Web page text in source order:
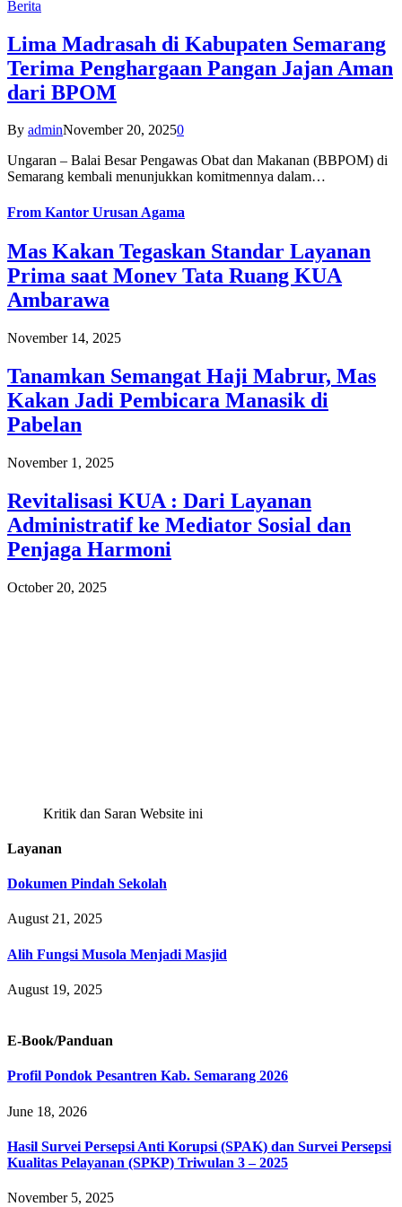
Berita
Lima Madrasah di Kabupaten Semarang
Terima Penghargaan Pangan Jajan Aman
dari BPOM
By adminNovember 20, 20250
Ungaran – Balai Besar Pengawas Obat dan Makanan (BBPOM) di
Semarang kembali menunjukkan komitmennya dalam…
From Kantor Urusan Agama
Mas Kakan Tegaskan Standar Layanan
Prima saat Monev Tata Ruang KUA
Ambarawa
November 14, 2025
Tanamkan Semangat Haji Mabrur, Mas
Kakan Jadi Pembicara Manasik di
Pabelan
November 1, 2025
Revitalisasi KUA : Dari Layanan
Administratif ke Mediator Sosial dan
Penjaga Harmoni
October 20, 2025
Kritik dan Saran Website ini
Layanan
Dokumen Pindah Sekolah
August 21, 2025
Alih Fungsi Musola Menjadi Masjid
August 19, 2025
E-Book/Panduan
Profil Pondok Pesantren Kab. Semarang 2026
June 18, 2026
Hasil Survei Persepsi Anti Korupsi (SPAK) dan Survei Persepsi
Kualitas Pelayanan (SPKP) Triwulan 3 – 2025
November 5, 2025